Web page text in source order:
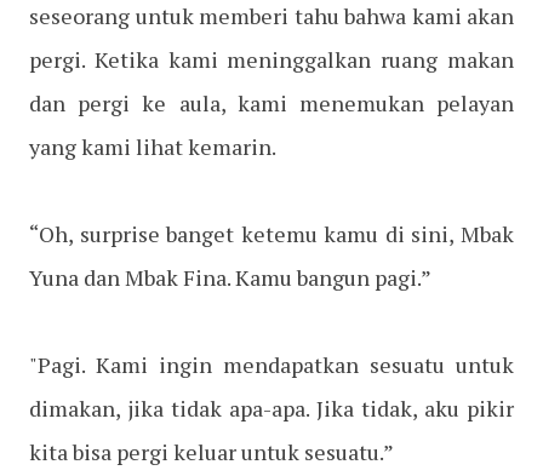
seseorang untuk memberi tahu bahwa kami akan
pergi. Ketika kami meninggalkan ruang makan
dan pergi ke aula, kami menemukan pelayan
yang kami lihat kemarin.
“Oh, surprise banget ketemu kamu di sini, Mbak
Yuna dan Mbak Fina. Kamu bangun pagi.”
"Pagi. Kami ingin mendapatkan sesuatu untuk
dimakan, jika tidak apa-apa. Jika tidak, aku pikir
kita bisa pergi keluar untuk sesuatu.”